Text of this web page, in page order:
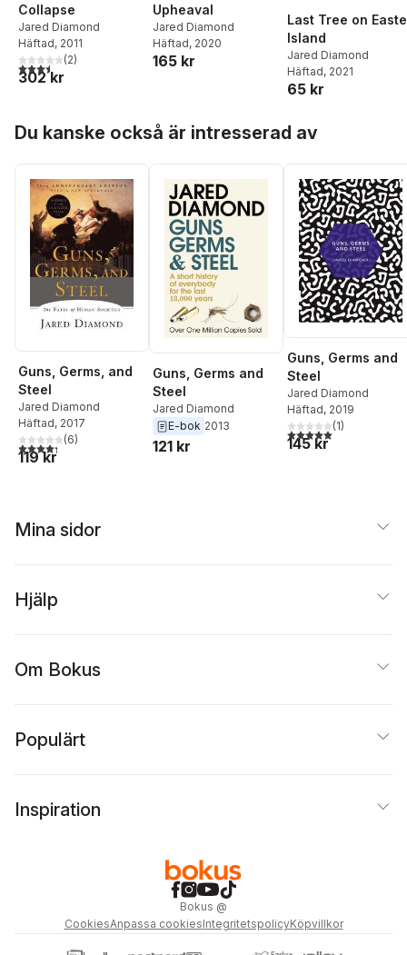
Collapse
Jared Diamond
Häftad, 2011
3,5utav 5 stjärnor. Totalt antal röster:
(2)
302 kr
Upheaval
Jared Diamond
Häftad, 2020
165 kr
Last Tree on
Island
Jared Diamond
Häftad, 2021
65 kr
Du kanske också är intresserad av
Guns, Germs, and
Steel
Jared Diamond
Häftad, 2017
4,3utav 5 stjärnor. Totalt antal röster:
(6)
119 kr
Guns, Germs and
Steel
Jared Diamond
E-bok 2013
121 kr
Guns, Germs and
Steel
Jared Diamond
Häftad, 2019
5,0utav 5 stjärnor.
(1)
145 kr
Mina sidor
Hjälp
Om Bokus
Populärt
Inspiration
Bokus @
CookiesAnpassa cookiesIntegritetspolicyKöpvillkor